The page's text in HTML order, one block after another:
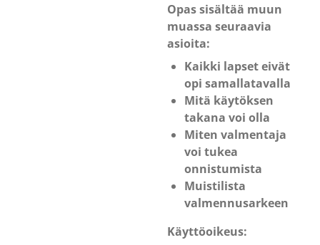
Opas sisältää muun
muassa seuraavia
asioita:
Kaikki lapset eivät
opi samallatavalla
Mitä käytöksen
takana voi olla
Miten valmentaja
voi tukea
onnistumista
Muistilista
valmennusarkeen
Käyttöoikeus: